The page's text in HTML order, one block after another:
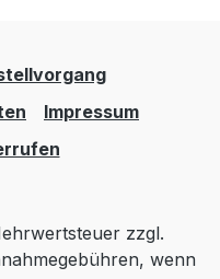
Impressum
zzgl.
wenn